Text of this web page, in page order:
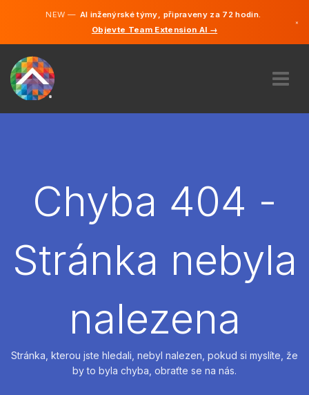
NEW —AI inženýrské týmy, připraveny za 72 hodin.
Objevte Team Extension AI →
×
NAJMOUT
CS
Angličtina
Chyba 404 -
Stránka nebyla
nalezena
Stránka, kterou jste hledali, nebyl nalezen, pokud si myslíte, že
by to byla chyba, obraťte se na nás.